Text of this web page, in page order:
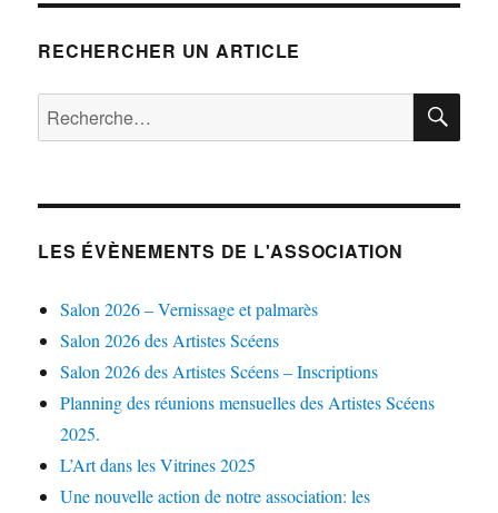
RECHERCHER UN ARTICLE
Recherche
pour :
LES ÉVÈNEMENTS DE L'ASSOCIATION
Salon 2026 – Vernissage et palmarès
Salon 2026 des Artistes Scéens
Salon 2026 des Artistes Scéens – Inscriptions
Planning des réunions mensuelles des Artistes Scéens
2025.
L’Art dans les Vitrines 2025
Une nouvelle action de notre association: les